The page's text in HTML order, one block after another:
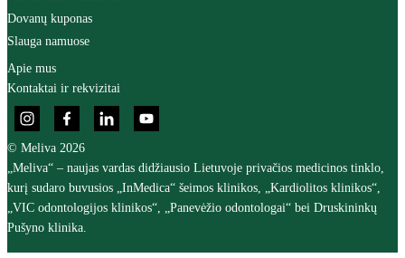
Dovanų kuponas
Slauga namuose
Apie mus
Kontaktai ir rekvizitai
© Meliva 2026
„Meliva“ – naujas vardas didžiausio Lietuvoje privačios medicinos tinklo,
kurį sudaro buvusios „InMedica“ šeimos klinikos, „Kardiolitos klinikos“,
„VIC odontologijos klinikos“, „Panevėžio odontologai“ bei Druskininkų
Pušyno klinika.